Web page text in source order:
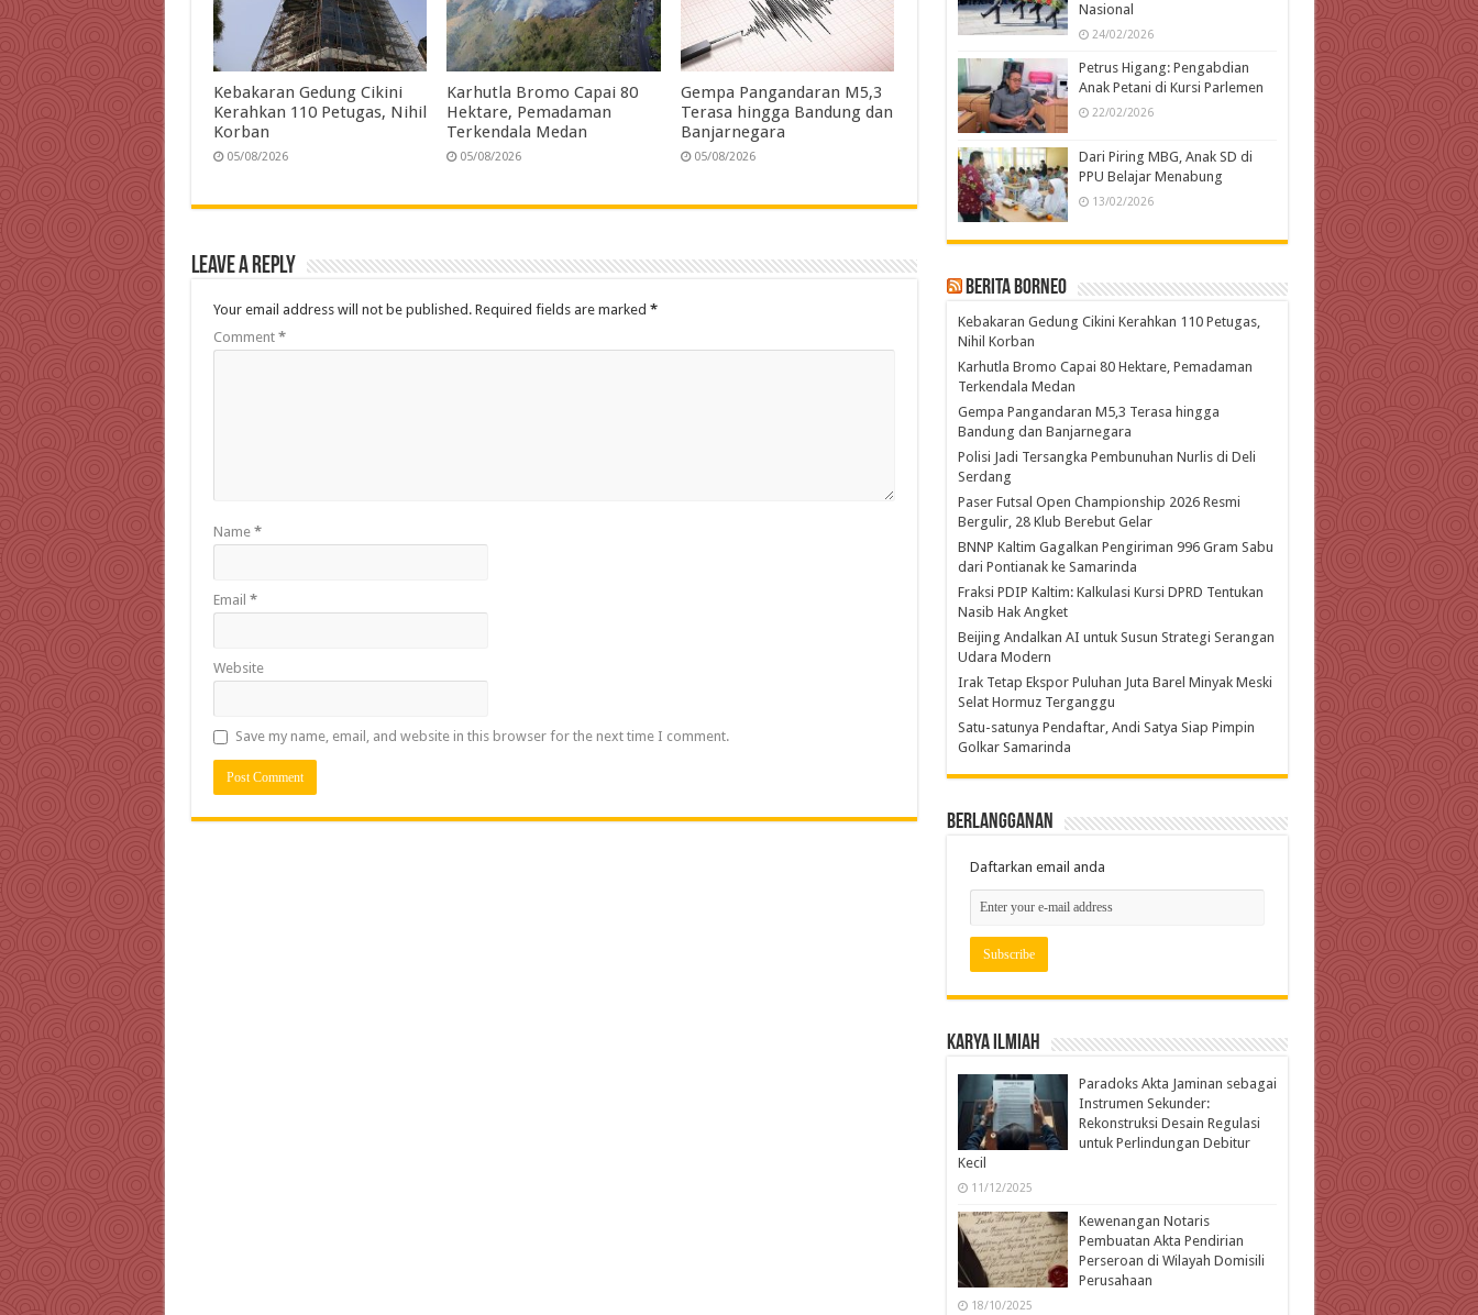
Kebakaran Gedung Cikini
Kerahkan 110 Petugas, Nihil
Korban
05/08/2026
Karhutla Bromo Capai 80
Hektare, Pemadaman
Terkendala Medan
05/08/2026
Gempa Pangandaran M5,3
Terasa hingga Bandung dan
Banjarnegara
05/08/2026
Leave a Reply
Your email address will not be published. Required fields are marked *
Comment *
Name *
Email *
Website
Save my name, email, and website in this browser for the next time I comment.
Nasional
24/02/2026
Petrus Higang: Pengabdian
Anak Petani di Kursi Parlemen
22/02/2026
Dari Piring MBG, Anak SD di
PPU Belajar Menabung
13/02/2026
Berita Borneo
Kebakaran Gedung Cikini Kerahkan 110 Petugas,
Nihil Korban
Karhutla Bromo Capai 80 Hektare, Pemadaman
Terkendala Medan
Gempa Pangandaran M5,3 Terasa hingga
Bandung dan Banjarnegara
Polisi Jadi Tersangka Pembunuhan Nurlis di Deli
Serdang
Paser Futsal Open Championship 2026 Resmi
Bergulir, 28 Klub Berebut Gelar
BNNP Kaltim Gagalkan Pengiriman 996 Gram Sabu
dari Pontianak ke Samarinda
Fraksi PDIP Kaltim: Kalkulasi Kursi DPRD Tentukan
Nasib Hak Angket
Beijing Andalkan AI untuk Susun Strategi Serangan
Udara Modern
Irak Tetap Ekspor Puluhan Juta Barel Minyak Meski
Selat Hormuz Terganggu
Satu-satunya Pendaftar, Andi Satya Siap Pimpin
Golkar Samarinda
Berlangganan
Daftarkan email anda
Karya Ilmiah
Paradoks Akta Jaminan sebagai
Instrumen Sekunder:
Rekonstruksi Desain Regulasi
untuk Perlindungan Debitur
Kecil
11/12/2025
Kewenangan Notaris
Pembuatan Akta Pendirian
Perseroan di Wilayah Domisili
Perusahaan
18/10/2025